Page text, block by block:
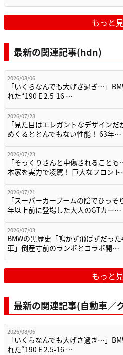
もっと
最新の関連記事(hdn)
2026/08/06
「いくらなんでも大げさ過ぎ…」
れた“190 E 2.5-16 …
2026/07/28
「見た目はエレガントなデザイン
めくるととんでもない性能！ 63年…
2026/07/23
「そっくりさんと中傷されること
本家を実力で凌駕！ 巨大なフロン
2026/07/21
「スーパーカーブームの陰でひっ
年以上前に登場した大人のGTカー…
2026/07/03
BMWの黒歴史「鳴かず飛ばずだっ
車」倒産寸前のランボとコラボ開…
もっと
最新の関連記事(自動車／
2026/08/06
「いくらなんでも大げさ過ぎ…」
れた“190 E 2.5-16 …